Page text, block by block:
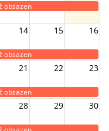
obsazen
14 15 16
obsazen
21 22 23
obsazen
28 29 30
obsazen